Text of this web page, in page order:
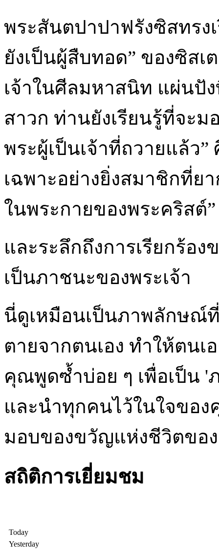
พระสันตปาปาฟรังซิสทรง
ยังเป็นผู้สืบทอด” ของซิสเ
เจ้าในศีลมหาสนิท แผ่นปั
สาวก ท่านยังเรียนรู้ที่จะ
พระผู้เป็นเจ้าที่ถวายแล้ว
เฉพาะอย่างยิ่งสมาชิกที่
ในพระกายของพระคริสต์”
และระลึกถึงการเรียกร้อง
เป็นภาชนะของพระเจ้า
นี่ดูเหมือนเป็นภาพลักษณ์
ตายจากตนเอง ทำให้ตนเ
คุณพูดซ้ำบ่อย ๆ เพื่อเป็น
และนำทุกคนไว้ในใจขอ
มอบของขวัญแห่งชีวิตขอ
สถิติการเยี่ยมชม
Today
Yesterday